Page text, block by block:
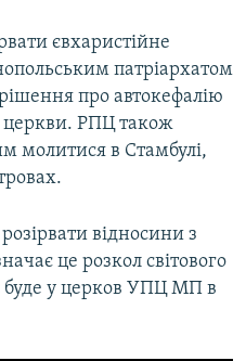
євхаристійне
патріархатом
про автокефалію
церкви. РПЦ також
молитися в Стамбулі,
відносини з
це розкол світового
буде у церков УПЦ МП в